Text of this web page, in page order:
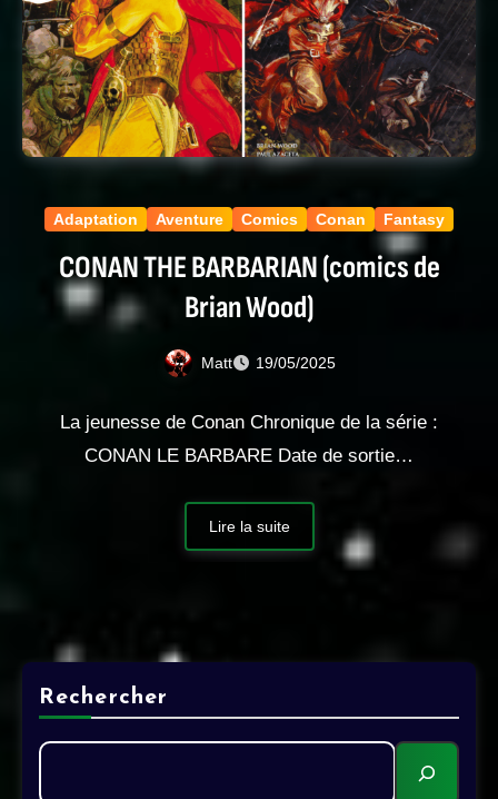
Adaptation Aventure Comics Conan Fantasy
CONAN THE BARBARIAN (comics de
Brian Wood)
Matt 19/05/2025
La jeunesse de Conan Chronique de la série :
CONAN LE BARBARE Date de sortie…
Lire la suite
Rechercher